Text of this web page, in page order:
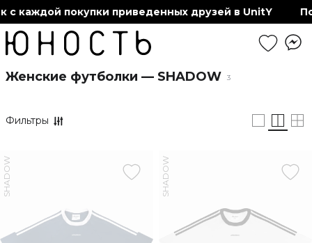
с каждой покупки приведенных друзей в UnitY
Женские футболки — SHADOW 3
Фильтры
SHADOW SHADOW